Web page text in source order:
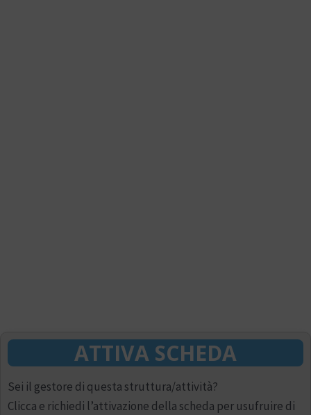
ATTIVA SCHEDA
Sei il gestore di questa struttura/attività?
Clicca e richiedi l’attivazione della scheda per usufruire di